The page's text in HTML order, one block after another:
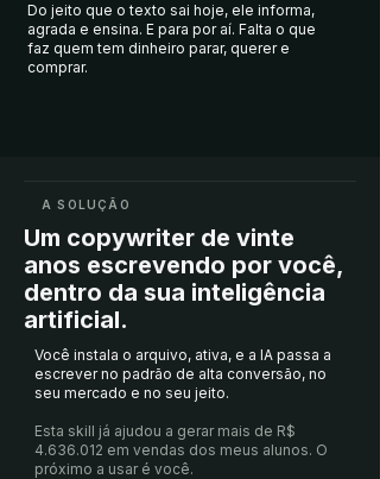
Do jeito que o texto sai hoje, ele informa,
agrada e ensina. E para por aí. Falta o que
faz quem tem dinheiro parar, querer e
comprar.
A SOLUÇÃO
Um copywriter de vinte
anos escrevendo por você,
dentro da sua inteligência
artificial.
Você instala o arquivo, ativa, e a IA passa a
escrever no padrão de alta conversão, no
seu mercado e no seu jeito.
Esta skill já ajudou a gerar mais de R$
4.636.012 em vendas dos meus alunos. O
próximo a usar é você.